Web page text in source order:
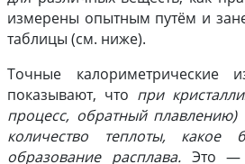
измерены опытным путём и
таблицы (см. ниже).
Точные калориметрические
показывают, что при
процесс, обратный плавлению)
количество теплоты, какое
образование расплава. Это —